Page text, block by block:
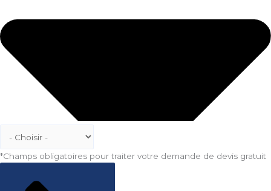
*Champs obligatoires pour traiter votre demande de devis gratuit